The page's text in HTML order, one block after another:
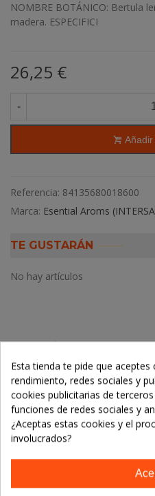
NOMBRE BOTÁNICO: Bertula
madera. ESPECIFICI
26,25 €
-
Añadir
Referencia: 84135680018600
Marca: Esential Aroms
TE GUSTARÁN
No hay artículos
Descripción
Detalles del producto
LOS CLIENTES QUE
PRODUCTO TAMBIÉN
Esta tienda te pide que aceptes
rendimiento, redes sociales y
cookies publicitarias de
funciones de redes sociales y
¿Aceptas estas cookies y el
involucrados?